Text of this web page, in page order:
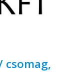
csomag,